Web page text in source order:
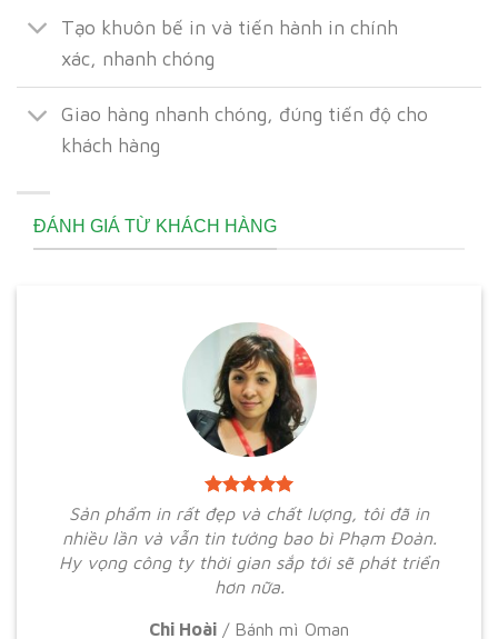
Tạo khuôn bế in và tiến hành in chính
xác, nhanh chóng
Giao hàng nhanh chóng, đúng tiến độ cho
khách hàng
ĐÁNH GIÁ TỪ KHÁCH HÀNG
Sản phẩm in rất đẹp và chất lượng, tôi đã in
nhiều lần và vẫn tin tưởng bao bì Phạm Đoàn.
Hy vọng công ty thời gian sắp tới sẽ phát triển
hơn nữa.
Chi Hoài / Bánh mì Oman